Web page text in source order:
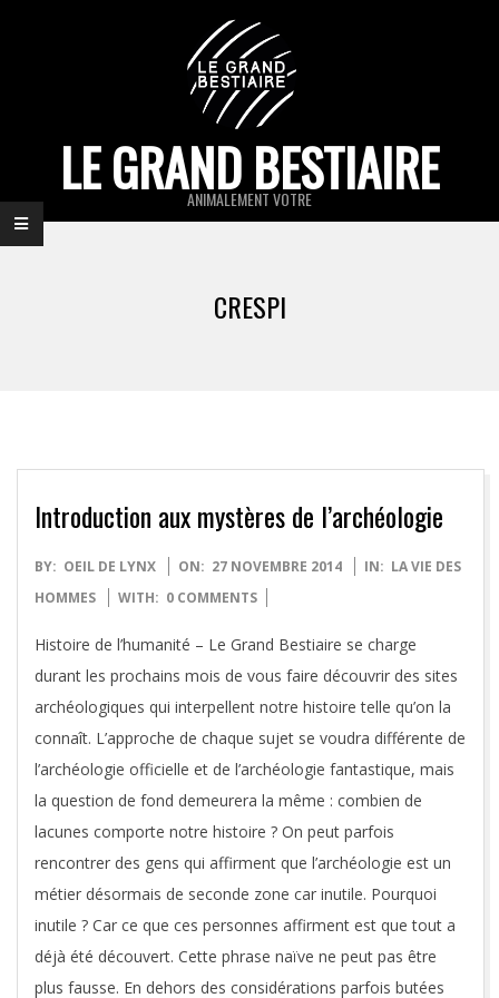
LE GRAND BESTIAIRE
ANIMALEMENT VOTRE
Primary
CRESPI
Introduction aux mystères de l’archéologie
2014-
11-
BY: OEIL DE LYNX ON: 27 NOVEMBRE 2014 IN: LA VIE DES
HOMMES
WITH: 0 COMMENTS
Histoire de l’humanité – Le Grand Bestiaire se charge
durant les prochains mois de vous faire découvrir des sites
archéologiques qui interpellent notre histoire telle qu’on la
connaît. L’approche de chaque sujet se voudra différente de
l’archéologie officielle et de l’archéologie fantastique, mais
la question de fond demeurera la même : combien de
lacunes comporte notre histoire ? On peut parfois
rencontrer des gens qui affirment que l’archéologie est un
métier désormais de seconde zone car inutile. Pourquoi
inutile ? Car ce que ces personnes affirment est que tout a
déjà été découvert. Cette phrase naïve ne peut pas être
plus fausse. En dehors des considérations parfois butées